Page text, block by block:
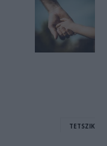
TETSZIK